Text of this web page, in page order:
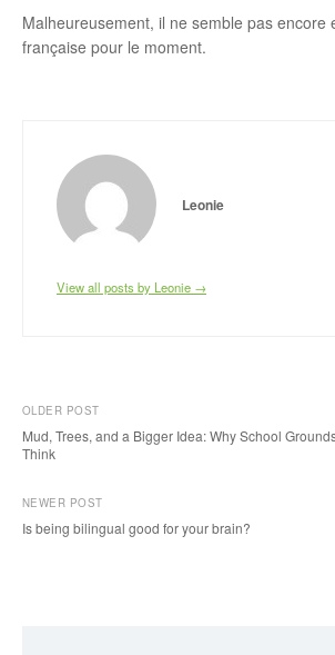
Malheureusement, il ne semble pas encore
française pour le moment.
Leonie
View all posts by Leonie →
o
OLDER POST
Mud, Trees, and a Bigger Idea: Why School
Think
NEWER POST
Is being bilingual good for your brain?